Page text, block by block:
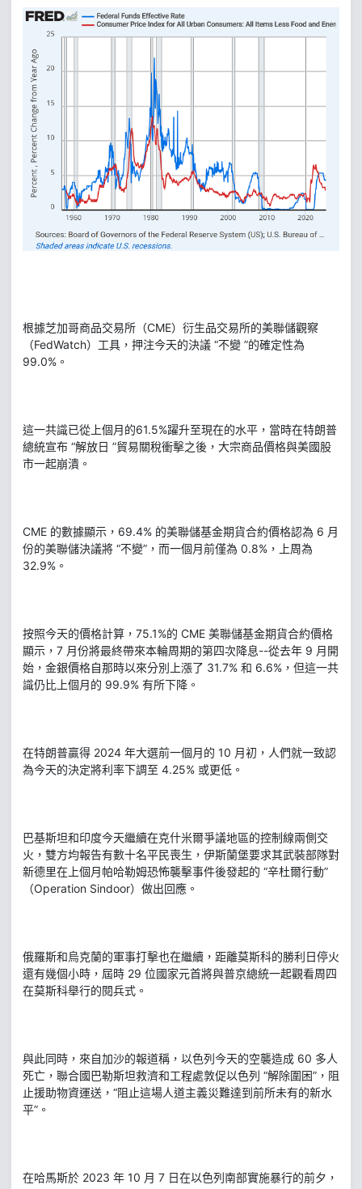
根據芝加哥商品交易所（CME）衍生品交易所的美聯儲觀察
（FedWatch）工具，押注今天的決議 “不變 ”的確定性為
99.0%。
這一共識已從上個月的61.5%躍升至現在的水平，當時在特朗普
總統宣布 “解放日 ”貿易關稅衝擊之後，大宗商品價格與美國股
市一起崩潰。
CME 的數據顯示，69.4% 的美聯儲基金期貨合約價格認為 6 月
份的美聯儲決議將 “不變”，而一個月前僅為 0.8%，上周為
32.9%。
按照今天的價格計算，75.1%的 CME 美聯儲基金期貨合約價格
顯示，7 月份將最終帶來本輪周期的第四次降息--從去年 9 月開
始，金銀價格自那時以來分別上漲了 31.7% 和 6.6%，但這一共
識仍比上個月的 99.9% 有所下降。
在特朗普贏得 2024 年大選前一個月的 10 月初，人們就一致認
為今天的決定將利率下調至 4.25% 或更低。
巴基斯坦和印度今天繼續在克什米爾爭議地區的控制線兩側交
火，雙方均報告有數十名平民喪生，伊斯蘭堡要求其武裝部隊對
新德里在上個月帕哈勒姆恐怖襲擊事件後發起的 “辛杜爾行動”
（Operation Sindoor）做出回應。
俄羅斯和烏克蘭的軍事打擊也在繼續，距離莫斯科的勝利日停火
還有幾個小時，屆時 29 位國家元首將與普京總統一起觀看周四
在莫斯科舉行的閱兵式。
與此同時，來自加沙的報道稱，以色列今天的空襲造成 60 多人
死亡，聯合國巴勒斯坦救濟和工程處敦促以色列 “解除圍困”，阻
止援助物資運送，“阻止這場人道主義災難達到前所未有的新水
平”。
在哈馬斯於 2023 年 10 月 7 日在以色列南部實施暴行的前夕，